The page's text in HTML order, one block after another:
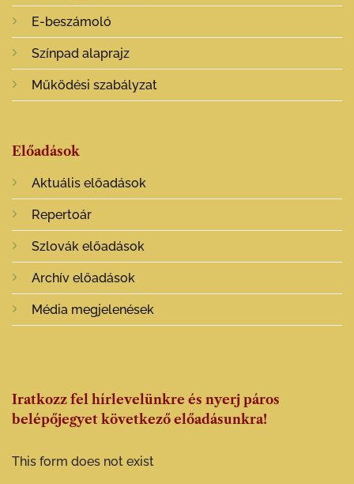
E-beszámoló
Színpad alaprajz
Működési szabályzat
Előadások
Aktuális előadások
Repertoár
Szlovák előadások
Archív előadások
Média megjelenések
Iratkozz fel hírlevelünkre és nyerj páros
belépőjegyet következő előadásunkra!
This form does not exist